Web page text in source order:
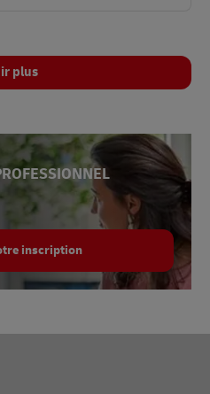
plus
inscription